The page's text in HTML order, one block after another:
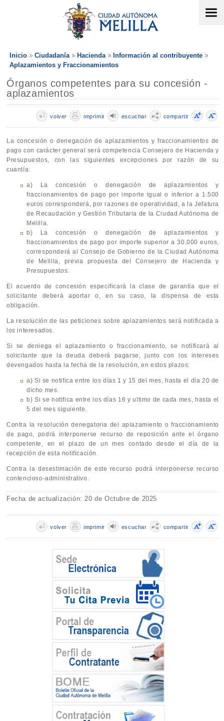
Inicio Ciudadanía Hacienda
Información al contribuyente
Aplazamientos y Fraccionamientos
Órganos competentes para su concesión -
aplazamientos
compartir
escuchar
imprimir
volver
La concesión o denegación de aplazamientos y fraccionamientos de
pago con carácter general será competencia Consejero de Hacienda y
Presupuestos, con las siguientes excepciones por razón de su
cuantía:
a) La concesión o denegación de aplazamientos y
fraccionamientos de pago por importe igual o inferior a 1.500
euros corresponderá, por razones de operatividad, a la Jefatura
de Recaudación y Gestión Tributaria de la Ciudad Autónoma de
Melilla.
b) La concesión o denegación de aplazamientos y
fraccionamientos de pago por importe superior a 30.000 euros,
corresponderá al Consejo de Gobierno de la Ciudad Autónoma
de Melilla, previa propuesta del Consejero de Hacienda y
Presupuestos.
El acuerdo de concesión especificará la clase de garantía que el
solicitante deberá aportar o, en su caso, la dispensa de esta
obligación.
La resolución de las peticiones sobre aplazamientos será notificada a
los interesados.
Si se deniega el aplazamiento o fraccionamiento, se notificará al
solicitante que la deuda deberá pagarse, junto con los intereses
devengados hasta la fecha de la resolución, en estos plazos:
a) Si se notifica entre los días 1 y 15 del mes, hasta el día 20 de
dicho mes.
b) Si se notifica entre los días 16 y ultimo de cada mes, hasta el
5 del mes siguiente.
Contra la resolución denegatoria del aplazamiento o fraccionamiento
de pago, podrá interponerse recurso de reposición ante el órgano
competente, en el plazo de un mes contado desde el día de la
recepción de esta notificación.
Contra la desestimación de este recurso podrá interponerse recurso
contencioso-administrativo.
Fecha de actualización: 20 de Octubre de 2025
compartir
escuchar
imprimir
volver